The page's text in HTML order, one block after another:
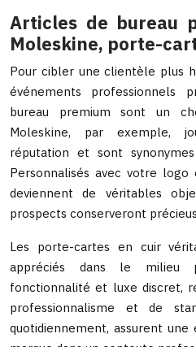
Articles de bureau
Moleskine, porte-
Pour cibler une clientèle plus
événements professionnels
bureau premium sont un
Moleskine, par exemple,
réputation et sont
Personnalisés avec votre
deviennent de véritables
prospects conserveront
Les porte-cartes en cuir
appréciés dans le milieu
fonctionnalité et luxe discret,
professionnalisme et de
quotidiennement, assurent